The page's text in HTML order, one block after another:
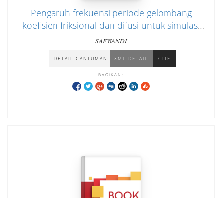
Pengaruh frekuensi periode gelombang
koefisien friksional dan difusi untuk simulasi
model pasang surut di Teluk Benggala
SAFWANDI
DETAIL CANTUMAN XML DETAIL CITE
BAGIKAN: